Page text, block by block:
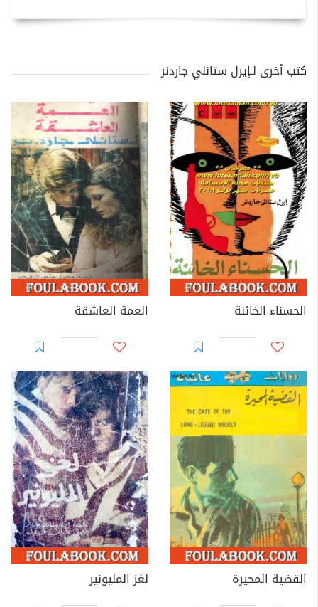
كتب أخرى لـإيرل ستانلي جاردنر
الحسناء الخائنة العمة العاشقة
القضية المحيرة لغز المليونير